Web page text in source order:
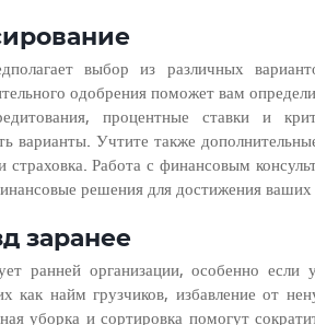
выбор из различных
одобрения поможет вам
процентные ставки и
варианты. Учтите также
Работа с финансовым
решения для достижения ваших
заранее
ранней организации, особенно если
как найм грузчиков, избавление от
уборка и сортировка помогут